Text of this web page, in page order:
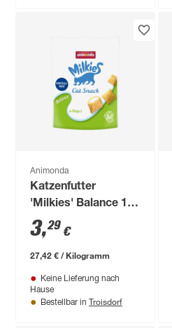
Animonda
Katzenfutter
'Milkies' Balance 120
g
3,29 €
27,42 € / Kilogramm
Keine Lieferung nach
Hause
Bestellbar in Troisdorf